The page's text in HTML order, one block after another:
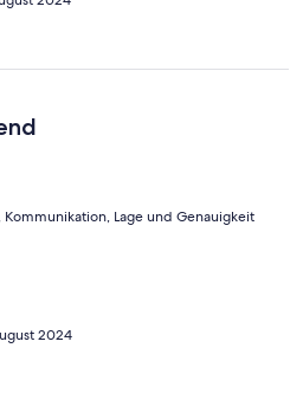
Lage und Genauigkeit
2024